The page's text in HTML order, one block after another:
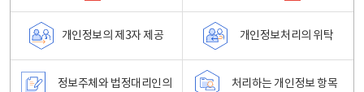
개인정보의 제3자 제공 개인정보처리의 위탁
정보주체와 법정대리인의
처리하는 개인정보 항목